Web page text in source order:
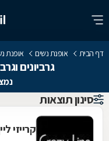
דף הבית אופנת נשים אופנת
גרביונים
נמצאו 5
סינון תוצאות
קרייזי